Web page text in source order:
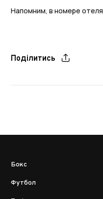
Напомним, в номере отеля
Поділитись
Бокс
Футбол